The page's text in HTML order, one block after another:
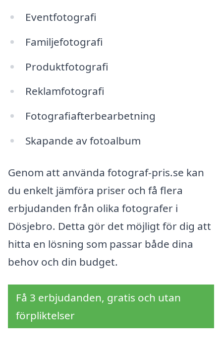
Eventfotografi
Familjefotografi
Produktfotografi
Reklamfotografi
Fotografiafterbearbetning
Skapande av fotoalbum
Genom att använda fotograf-pris.se kan
du enkelt jämföra priser och få flera
erbjudanden från olika fotografer i
Dösjebro. Detta gör det möjligt för dig att
hitta en lösning som passar både dina
behov och din budget.
Få 3 erbjudanden, gratis och utan
förpliktelser